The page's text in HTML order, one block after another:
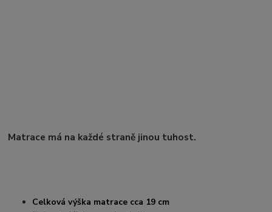
Matrace má na každé straně jinou tuhost.
Celková výška matrace cca 19 cm